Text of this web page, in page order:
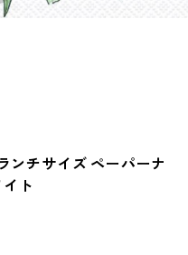
ンチサイズ ペーパーナ
ト